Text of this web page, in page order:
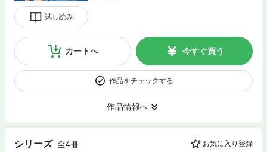
試し読み
カートへ 今すぐ買う
作品をチェックする
作品情報へ
シリーズ 全4冊 お気に入り登録